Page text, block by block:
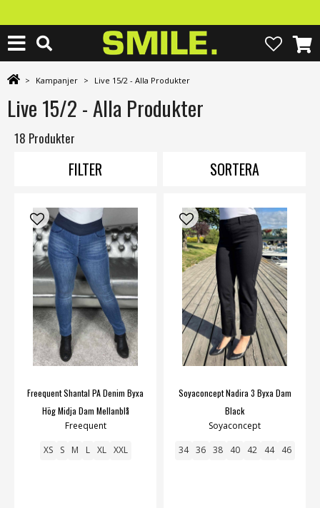
> Kampanjer > Live 15/2 - Alla Produkter
Live 15/2 - Alla Produkter
18 Produkter
FILTER SORTERA
Freequent Shantal PA Denim Byxa
Hög Midja Dam Mellanblå
Freequent
XS S M L XL XXL
Soyaconcept Nadira 3 Byxa Dam
Black
Soyaconcept
34 36 38 40 42 44 46